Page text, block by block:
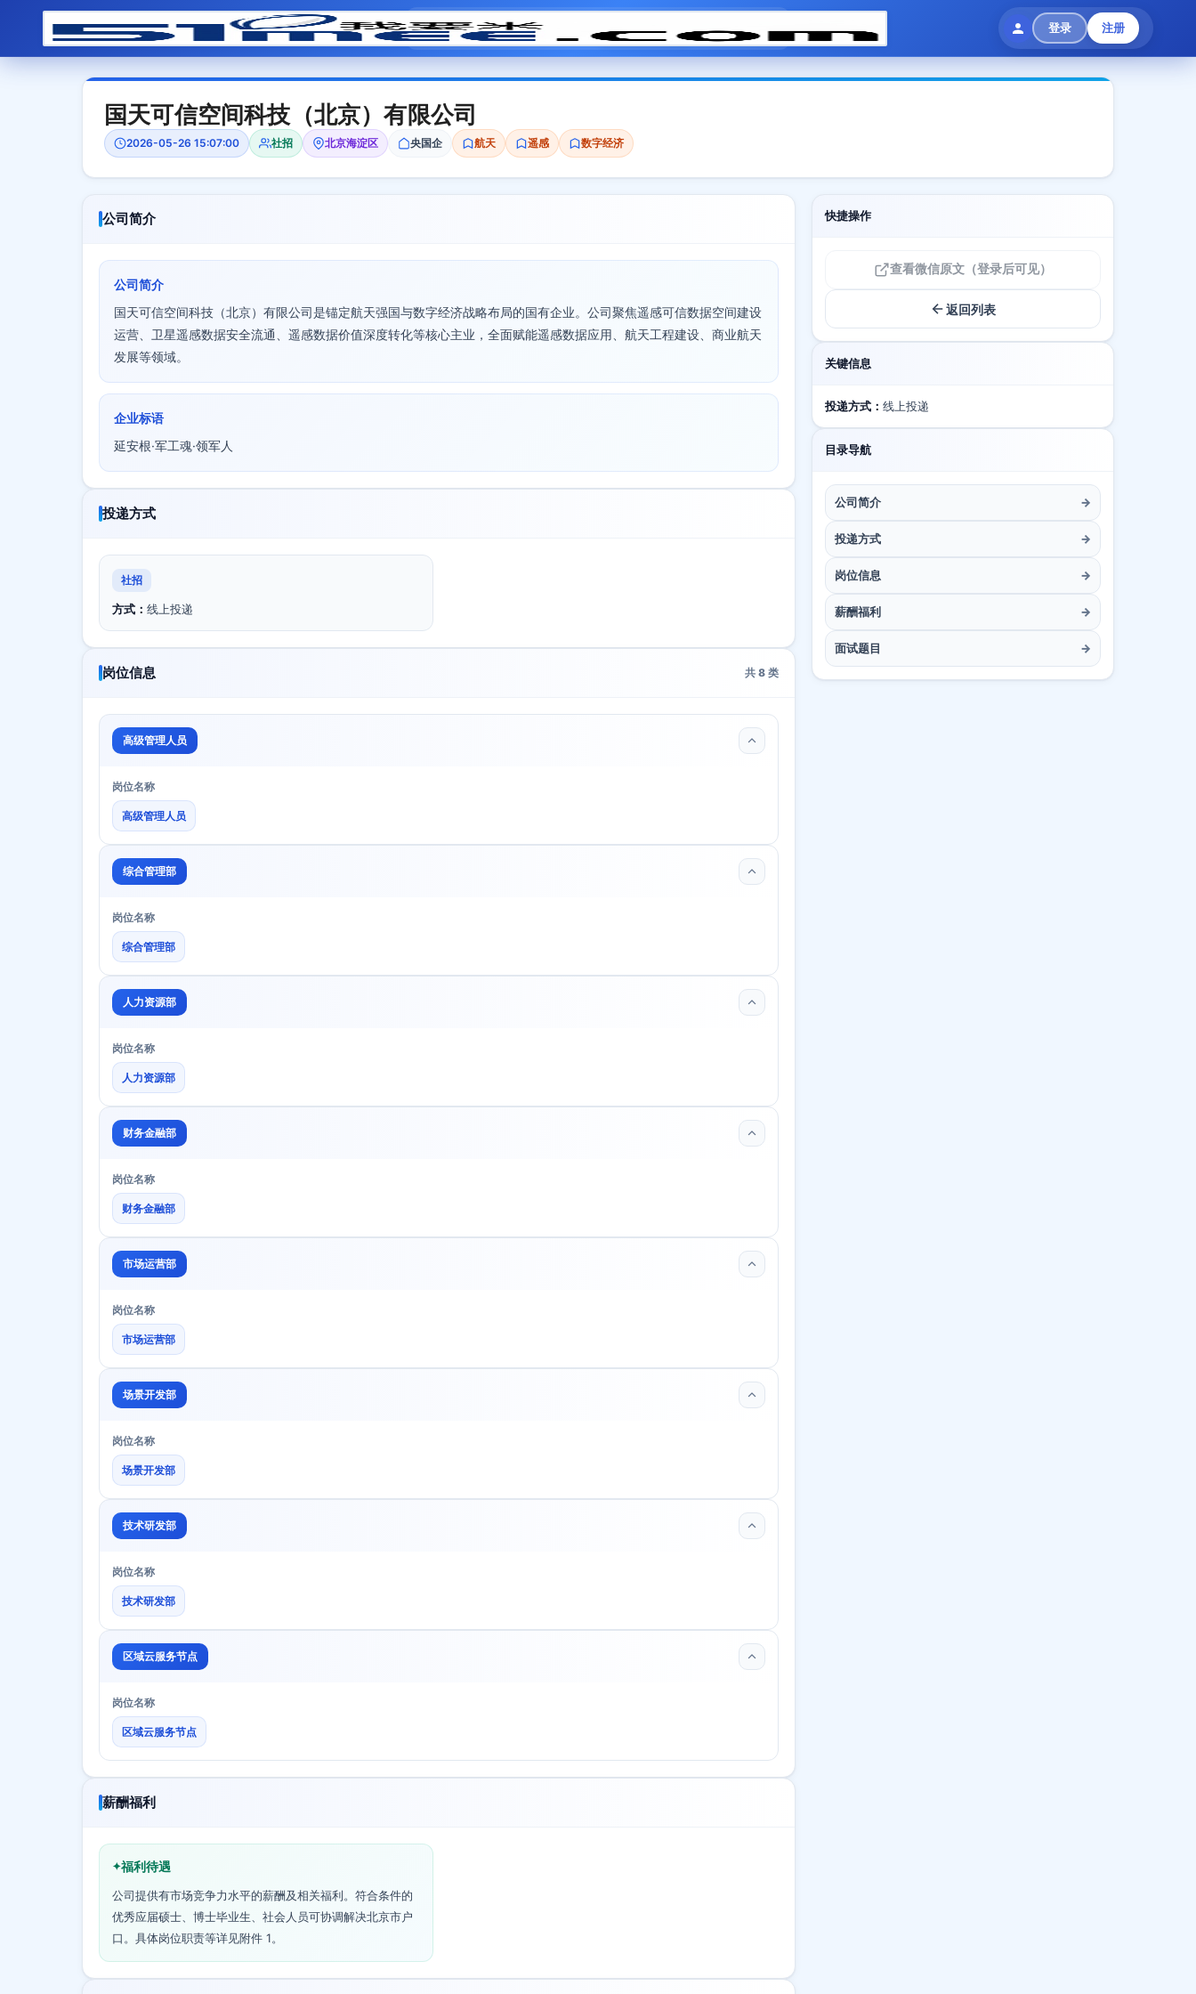
登录 注册
模拟面试 题目大全 招聘中心 会员专区
国天可信空间科技（北京）有限公司
2026-05-26 15:07:00 社招 北京海淀区 央国企 航天 遥感 数字经济
公司简介
公司简介
国天可信空间科技（北京）有限公司是锚定航天强国与数字经济战略布局的国有企业。公司聚焦遥感可信数据空间建设
运营、卫星遥感数据安全流通、遥感数据价值深度转化等核心主业，全面赋能遥感数据应用、航天工程建设、商业航天
发展等领域。
企业标语
延安根·军工魂·领军人
投递方式
社招
方式： 线上投递
岗位信息 共 8 类
高级管理人员
岗位名称
高级管理人员
综合管理部
岗位名称
综合管理部
人力资源部
岗位名称
人力资源部
财务金融部
岗位名称
财务金融部
市场运营部
岗位名称
市场运营部
场景开发部
岗位名称
场景开发部
技术研发部
岗位名称
技术研发部
区域云服务节点
岗位名称
区域云服务节点
薪酬福利
福利待遇
公司提供有市场竞争力水平的薪酬及相关福利。符合条件的
优秀应届硕士、博士毕业生、社会人员可协调解决北京市户
口。具体岗位职责等详见附件 1。
快捷操作
查看微信原文（登录后可见）
返回列表
关键信息
投递方式： 线上投递
目录导航
公司简介 →
投递方式 →
岗位信息 →
薪酬福利 →
面试题目 →